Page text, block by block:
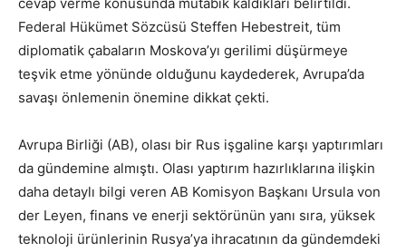
Federal Hükümet Sözcüsü Steffen Hebestreit, tüm
diplomatik çabaların Moskova’yı gerilimi düşürmeye
teşvik etme yönünde olduğunu kaydederek, Avrupa’da
savaşı önlemenin önemine dikkat çekti.
Avrupa Birliği (AB), olası bir Rus işgaline karşı yaptırımları
da gündemine almıştı. Olası yaptırım hazırlıklarına ilişkin
daha detaylı bilgi veren AB Komisyon Başkanı Ursula von
der Leyen, finans ve enerji sektörünün yanı sıra, yüksek
teknoloji ürünlerinin Rusya’ya ihracatının da gündemdeki